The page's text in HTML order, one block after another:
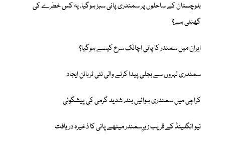
بلوچستان کے ساحلوں پر سمندری پانی سبز ہوگیا، یہ کس خطرے کی
گھنٹی ہے؟
ایران میں سمندر کا پانی اچانک سرخ کیسے ہوگیا؟
سمندری لہروں سے بجلی پیدا کرنے والی نئی ٹربائن ایجاد
کراچی میں سمندری ہوائیں بند، شدید گرمی کی پیشگوئی
نیو انگلینڈ کے قریب زیرِسمندر میٹھے پانی کا ذخیرہ دریافت